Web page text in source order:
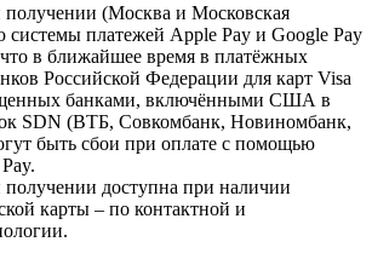
получении (Москва и Московская
системы платежей Apple Pay и Google Pay
в ближайшее время в платёжных
Российской Федерации для карт Visa
банками, включёнными США в
SDN (ВТБ, Совкомбанк, Новиномбанк,
быть сбои при оплате с помощью
получении доступна при наличии
карты – по контактной и